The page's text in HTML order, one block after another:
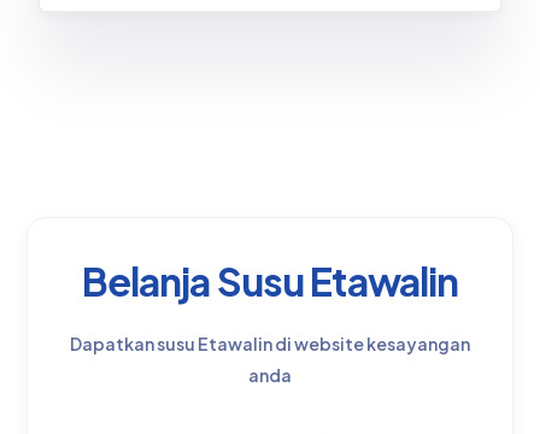
Belanja Susu Etawalin
Dapatkan susu Etawalin di website kesayangan
anda